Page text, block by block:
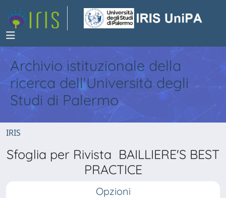
Archivio istituzionale della
ricerca dell'Università degli
Studi di Palermo
IRIS
Sfoglia per Rivista BAILLIERE'S BEST
PRACTICE
Opzioni